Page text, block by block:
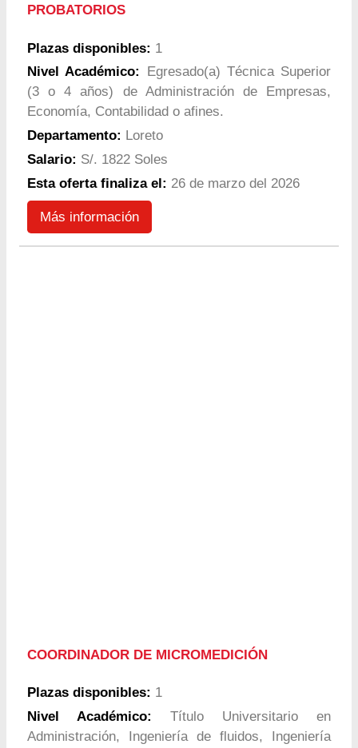
PROBATORIOS
Plazas disponibles: 1
Nivel Académico:
Egresado(a) Técnica Superior
(3 o 4 años) de Administración de Empresas,
Economía, Contabilidad o afines.
Departamento: Loreto
Salario: S/. 1822 Soles
Esta oferta finaliza el: 26 de marzo del 2026
Más información
COORDINADOR DE MICROMEDICIÓN
Plazas disponibles: 1
Nivel Académico:
Título Universitario en
Administración, Ingeniería de fluidos, Ingeniería